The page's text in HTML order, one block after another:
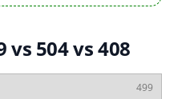
vs 504 vs 408
499